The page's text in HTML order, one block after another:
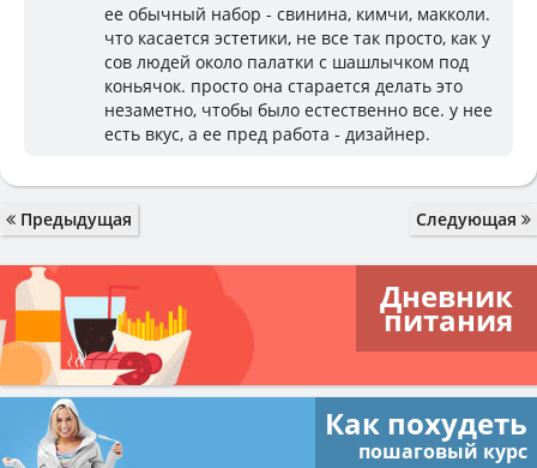
ее обычный набор - свинина, кимчи, макколи.
что касается эстетики, не все так просто, как у
сов людей около палатки с шашлычком под
коньячок. просто она старается делать это
незаметно, чтобы было естественно все. у нее
есть вкус, а ее пред работа - дизайнер.
Предыдущая Следующая
Дневник
питания
Как похудеть
пошаговый курс